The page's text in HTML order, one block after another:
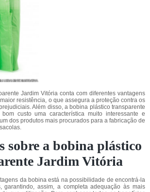
Jardim Vitória conta com diferentes vantagens
resistência, o que assegura a proteção contra os
Além disso, a bobina plástico transparente
custo uma característica muito interessante e
dos produtos mais procurados para a fabricação de
sobre a bobina plástico
Jardim Vitória
da bobina está na possibilidade de encontrá-la
garantindo, assim, a completa adequação às mais